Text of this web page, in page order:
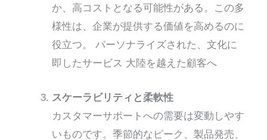
か、高コストとなる可能性がある。この多
様性は、企業が提供する価値を高めるのに
役立つ。パーソナライズされた、文化に
即したサービス 大陸を越えた顧客へ
スケーラビリティと柔軟性
カスタマーサポートへの需要は変動しやす
いものです。季節的なピーク、製品発売、